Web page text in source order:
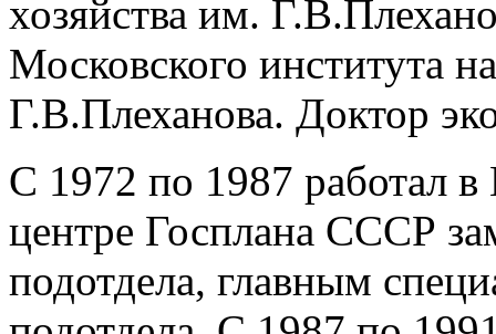
хозяйства им.
Московского института
Г.В.Плеханова. Доктор
С 1972 по 1987 работал
центре Госплана СССР
подотдела, главным